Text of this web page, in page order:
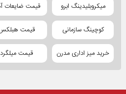
میکروبلیدینگ ابرو قیمت ضایعات
کوچینگ سازمانی قیمت
خرید میز اداری مدرن قیمت میلگرد